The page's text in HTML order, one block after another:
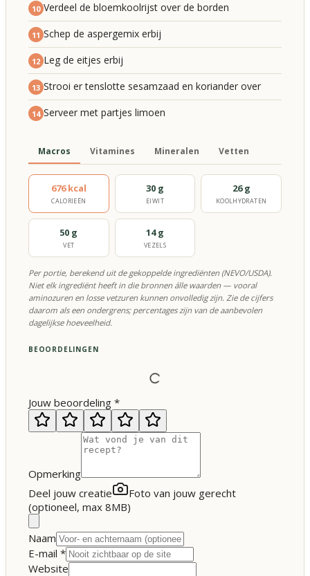
10 Verdeel de bloemkoolrijst over de borden
11 Schep de aspergemix erbij
12 Leg de eitjes erbij
13 Strooi er tenslotte sesamzaad en koriander over
14 Serveer met partjes limoen
Macros Vitamines Mineralen Vetten
676 kcal
CALORIEËN
30 g
EIWIT
26 g
KOOLHYDRATEN
50 g
VET
14 g
VEZELS
Per portie, berekend uit de gekoppelde ingrediënten (NEVO/USDA).
Niet elk ingrediënt heeft in die bronnen álle waarden — vooral
aminozuren en losse vetzuren kunnen onvolledig zijn. Zie de cijfers
daarom als een ondergrens; percentages zijn van de aanbevolen
dagelijkse hoeveelheid.
BEOORDELINGEN
Jouw beoordeling *
Opmerking
Deel jouw creatie
Foto van jouw gerecht
(optioneel, max 8MB)
Naam
E-mail *
Website